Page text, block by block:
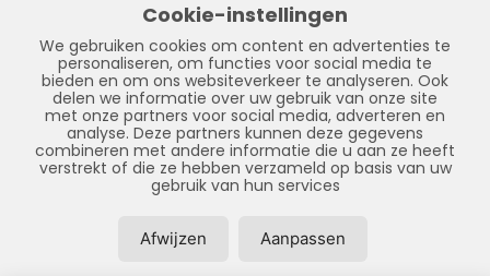
ZondagGesloten
Tinnegieter 7
9502 EX Stadskanaal
© Copyright 2026 – LPFS – Privacybeleid–
Cookie-instellingen
We gebruiken cookies om content en advertenties te
personaliseren, om functies voor social media te
bieden en om ons websiteverkeer te analyseren. Ook
delen we informatie over uw gebruik van onze site
met onze partners voor social media, adverteren en
analyse. Deze partners kunnen deze gegevens
combineren met andere informatie die u aan ze heeft
verstrekt of die ze hebben verzameld op basis van uw
gebruik van hun services
Afwijzen Aanpassen